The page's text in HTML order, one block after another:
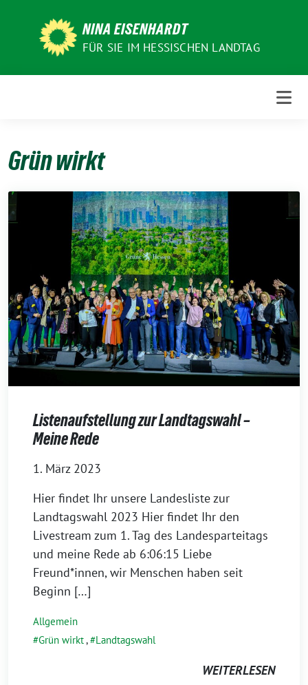
NINA EISENHARDT
FÜR SIE IM HESSISCHEN LANDTAG
Grün wirkt
Listenaufstellung zur Landtagswahl –
Meine Rede
1. März 2023
Hier findet Ihr unsere Landesliste zur
Landtagswahl 2023 Hier findet Ihr den
Livestream zum 1. Tag des Landesparteitags
und meine Rede ab 6:06:15 Liebe
Freund*innen, wir Menschen haben seit
Beginn […]
Allgemein
Grün wirkt, Landtagswahl
WEITERLESEN